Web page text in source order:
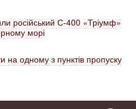
російський С-400 «Тріумф»
морі
одному з пунктів пропуску